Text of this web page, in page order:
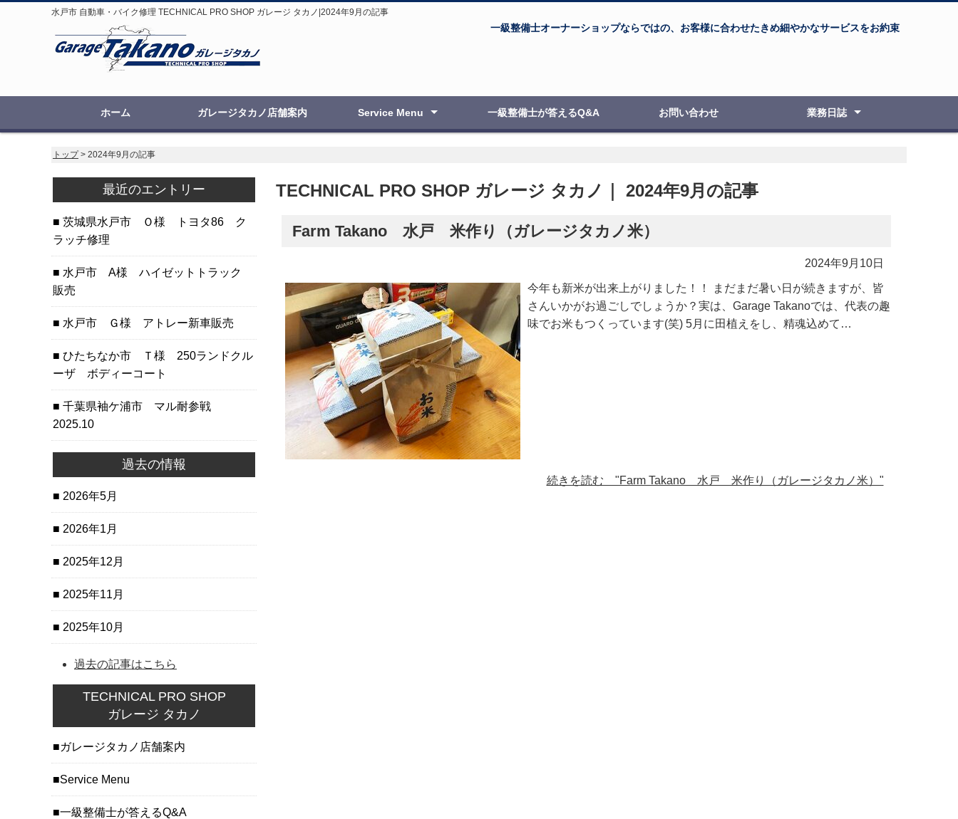
水戸市 自動車・バイク修理 TECHNICAL PRO SHOP ガレージ タカノ|2024年9月の記事
一級整備士オーナーショップならではの、お客様に合わせたきめ細やかなサービスをお約束
ホーム ガレージタカノ店舗案内 Service Menu 一級整備士が答えるQ&A お問い合わせ 業務日誌
トップ> 2024年9月の記事
TECHNICAL PRO SHOP ガレージ タカノ｜ 2024年9月の記事
Farm Takano 水戸 米作り（ガレージタカノ米）
2024年9月10日
今年も新米が出来上がりました！！ まだまだ暑い日が続きますが、皆
さんいかがお過ごしでしょうか？実は、Garage Takanoでは、代表の趣
味でお米もつくっています(笑) 5月に田植えをし、精魂込めて…
続きを読む "Farm Takano 水戸 米作り（ガレージタカノ米）"
最近のエントリー
茨城県水戸市 Ｏ様 トヨタ86 ク
ラッチ修理
水戸市 A様 ハイゼットトラック
販売
水戸市 Ｇ様 アトレー新車販売
ひたちなか市 Ｔ様 250ランドクル
ーザ ボディーコート
千葉県袖ケ浦市 マル耐参戦
2025.10
過去の情報
2026年5月
2026年1月
2025年12月
2025年11月
2025年10月
過去の記事はこちら
TECHNICAL PRO SHOP
ガレージ タカノ
ガレージタカノ店舗案内
Service Menu
一級整備士が答えるQ&A